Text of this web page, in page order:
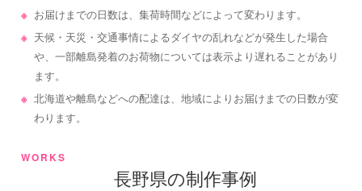
下伊那郡大鹿村 最短2日後お届け
北佐久郡軽井沢町
北安曇郡白馬村
最短2日後お届け
お届けまでの日数は、集荷時間などによって変わります。
天候・天災・交通事情によるダイヤの乱れなどが発生した場合
や、一部離島発着のお荷物については表示より遅れることがあり
ます。
北海道や離島などへの配達は、地域によりお届けまでの日数が変
わります。
WORKS
長野県の制作事例